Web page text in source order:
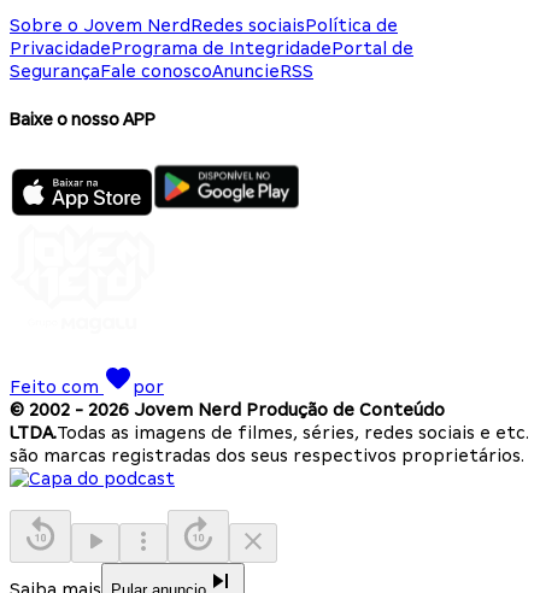
Sobre o Jovem NerdRedes sociaisPolítica de
PrivacidadePrograma de IntegridadePortal de
SegurançaFale conoscoAnuncieRSS
Baixe o nosso APP
Feito com
por
© 2002 - 2026 Jovem Nerd Produção de Conteúdo
LTDA.Todas as imagens de filmes, séries, redes sociais e etc.
são marcas registradas dos seus respectivos proprietários.